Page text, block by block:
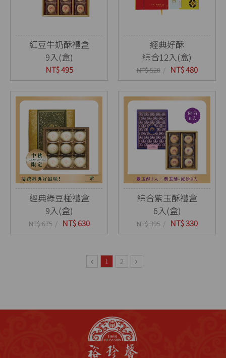
紅豆牛奶酥禮盒
9入(盒)
NT$ 495
經典好酥
綜合12入(盒)
NT$ 520 NT$ 480
經典綠豆椪禮盒
9入(盒)
NT$ 675 NT$ 630
綜合紫玉酥禮盒
6入(盒)
NT$ 395 NT$ 330
1 2